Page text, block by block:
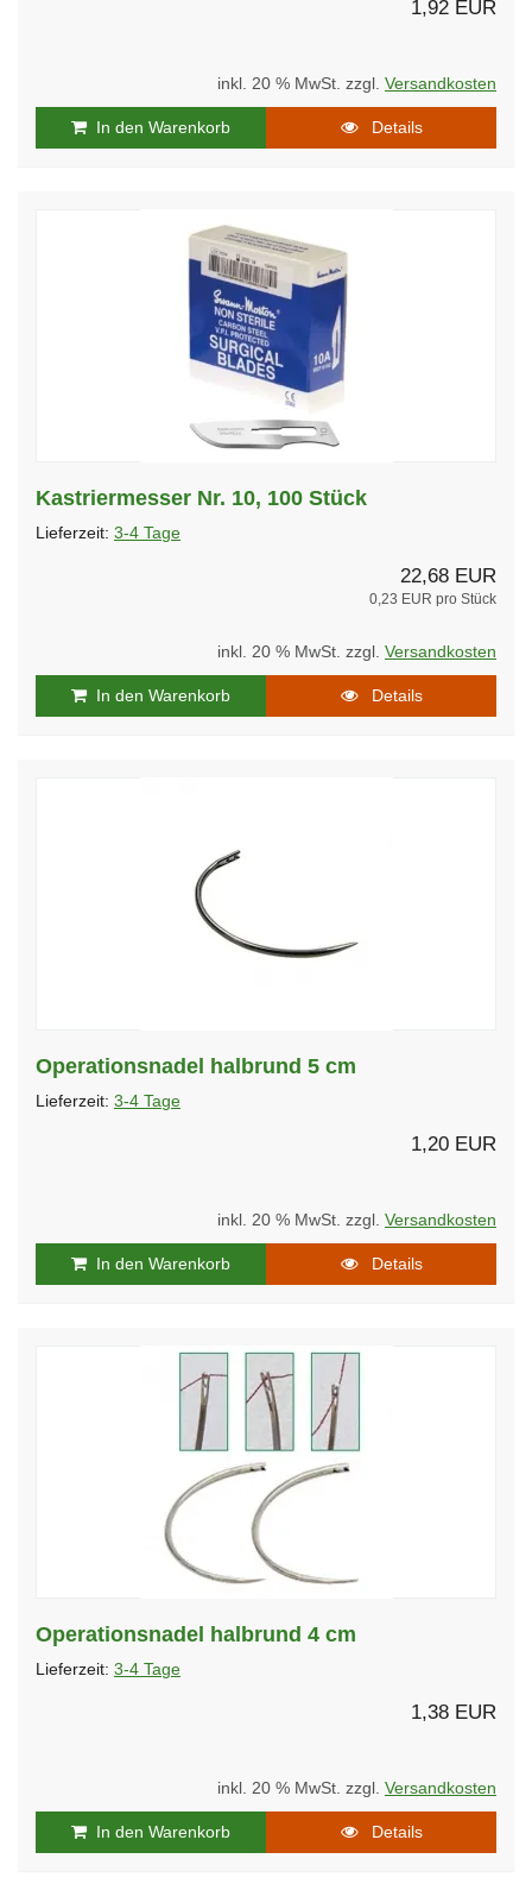
1,92 EUR
inkl. 20 % MwSt. zzgl. Versandkosten
In den Warenkorb Details
Kastriermesser Nr. 10, 100 Stück
Lieferzeit: 3-4 Tage
22,68 EUR
0,23 EUR pro Stück
inkl. 20 % MwSt. zzgl. Versandkosten
In den Warenkorb Details
Operationsnadel halbrund 5 cm
Lieferzeit: 3-4 Tage
1,20 EUR
inkl. 20 % MwSt. zzgl. Versandkosten
In den Warenkorb Details
Operationsnadel halbrund 4 cm
Lieferzeit: 3-4 Tage
1,38 EUR
inkl. 20 % MwSt. zzgl. Versandkosten
In den Warenkorb Details